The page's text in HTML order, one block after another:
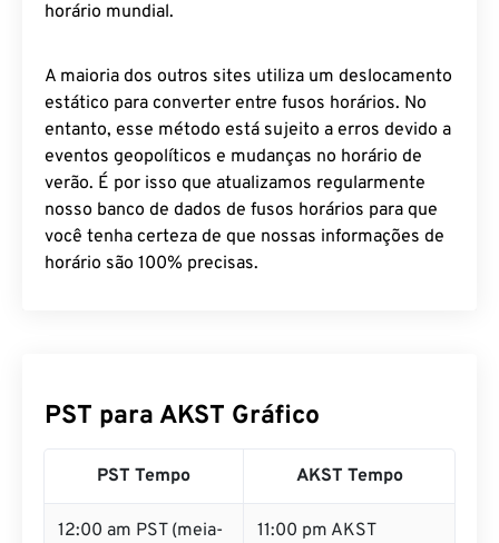
horário mundial.
A maioria dos outros sites utiliza um deslocamento
estático para converter entre fusos horários. No
entanto, esse método está sujeito a erros devido a
eventos geopolíticos e mudanças no horário de
verão. É por isso que atualizamos regularmente
nosso banco de dados de fusos horários para que
você tenha certeza de que nossas informações de
horário são 100% precisas.
PST para AKST Gráfico
PST Tempo AKST Tempo
12:00 am PST (meia-
11:00 pm AKST